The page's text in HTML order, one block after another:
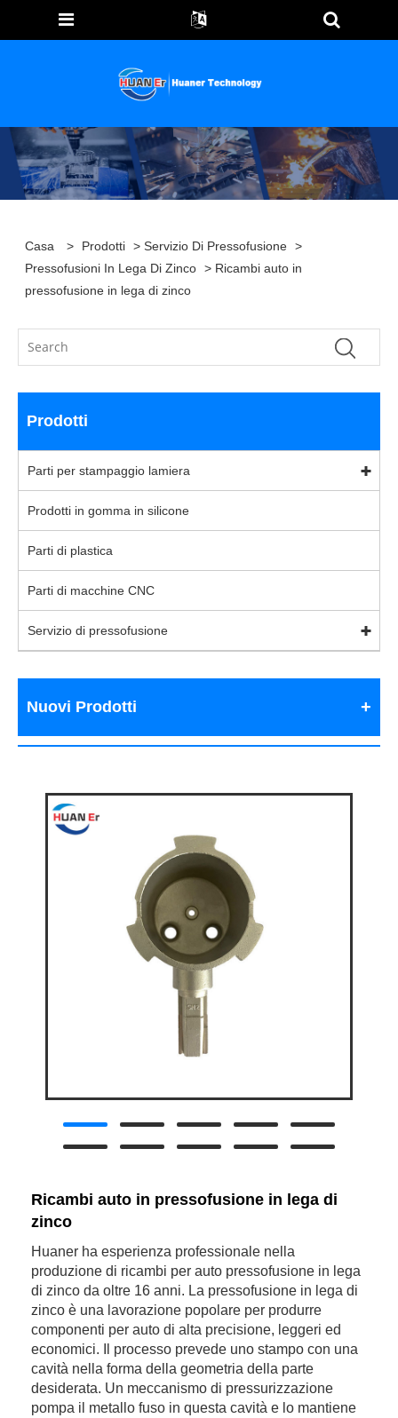
Casa > Prodotti >Servizio Di Pressofusione >
Pressofusioni In Lega Di Zinco > Ricambi auto in
pressofusione in lega di zinco
Prodotti
Parti per stampaggio lamiera
Prodotti in gomma in silicone
Parti di plastica
Parti di macchine CNC
Servizio di pressofusione
Nuovi Prodotti
Ricambi auto in pressofusione in lega di
zinco
Huaner ha esperienza professionale nella
produzione di ricambi per auto pressofusione in lega
di zinco da oltre 16 anni. La pressofusione in lega di
zinco è una lavorazione popolare per produrre
componenti per auto di alta precisione, leggeri ed
economici. Il processo prevede uno stampo con una
cavità nella forma della geometria della parte
desiderata. Un meccanismo di pressurizzazione
pompa il metallo fuso in questa cavità e lo mantiene